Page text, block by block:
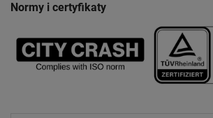
Normy i certyfikaty